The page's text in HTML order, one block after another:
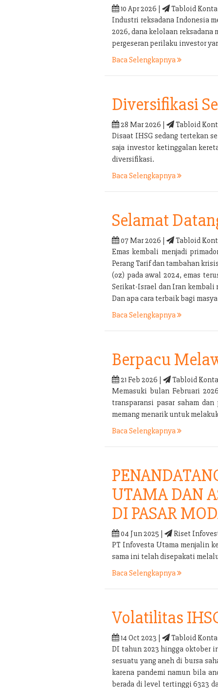
10 Apr 2026 |
Tabloid
Industri reksadana Indonesia
2026, dana kelolaan
pergeseran perilaku investor
Baca Selengkapnya
Diversifikasi
28 Mar 2026 |
Tabloid
Disaat IHSG sedang tertekan
saja investor ketinggalan
diversifikasi.
Baca Selengkapnya
Selamat
07 Mar 2026 |
Tabloid
Emas kembali menjadi
Perang Tarif dan tambahan
(oz) pada awal 2024, emas
Serikat-Israel dan Iran kembali
Dan apa cara terbaik bagi
Baca Selengkapnya
Berpacu
21 Feb 2026 |
Tabloid
Memasuki bulan Februari
transparansi pasar saham
memang menarik untuk
Baca Selengkapnya
UTAMA DAN
DI PASAR
04 Jun 2025 |
Riset
PT Infovesta Utama menjalin
sama ini telah disepakati
Baca Selengkapnya
Volatilitas
14 Oct 2023 |
Tabloid
DI tahun 2023 hingga oktober
sesuatu yang aneh di bursa
karena pandemi namun bila
berada di level tertinggi 6323